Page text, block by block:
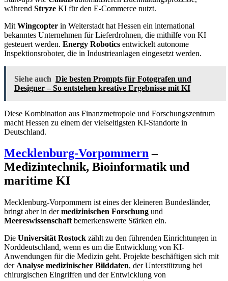
während Stryze KI für den E-Commerce nutzt.
Mit Wingcopter in Weiterstadt hat Hessen ein international
bekanntes Unternehmen für Lieferdrohnen, die mithilfe von KI
gesteuert werden. Energy Robotics entwickelt autonome
Inspektionsroboter, die in Industrieanlagen eingesetzt werden.
Siehe auch Die besten Prompts für Fotografen und
Designer – So entstehen kreative Ergebnisse mit KI
Diese Kombination aus Finanzmetropole und Forschungszentrum
macht Hessen zu einem der vielseitigsten KI-Standorte in
Deutschland.
Mecklenburg-Vorpommern–
Medizintechnik, Bioinformatik und
maritime KI
Mecklenburg-Vorpommern ist eines der kleineren Bundesländer,
bringt aber in dermedizinischen Forschung und
Meereswissenschaft bemerkenswerte Stärken ein.
Die Universität Rostock zählt zu den führenden Einrichtungen in
Norddeutschland, wenn es um die Entwicklung von KI-
Anwendungen für die Medizin geht. Projekte beschäftigen sich mit
der Analyse medizinischer Bilddaten, der Unterstützung bei
chirurgischen Eingriffen und der Entwicklung von